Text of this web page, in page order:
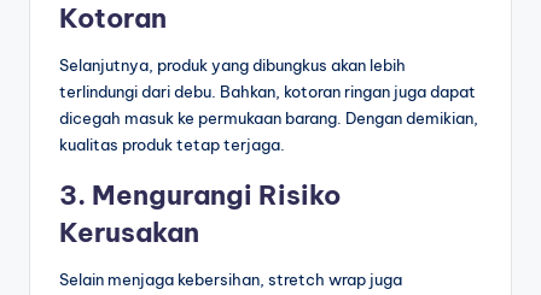
Kotoran
Selanjutnya, produk yang dibungkus akan lebih
terlindungi dari debu. Bahkan, kotoran ringan juga dapat
dicegah masuk ke permukaan barang. Dengan demikian,
kualitas produk tetap terjaga.
3. Mengurangi Risiko
Kerusakan
Selain menjaga kebersihan, stretch wrap juga